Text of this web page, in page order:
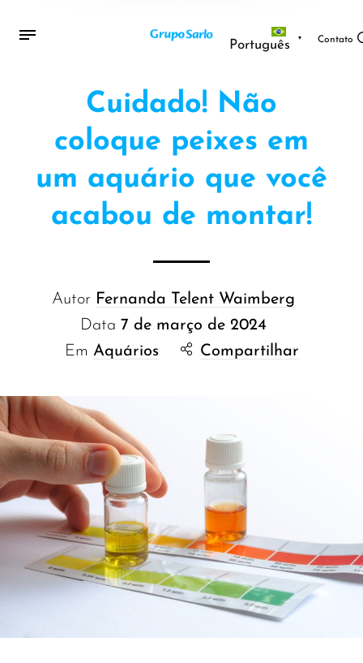
Português Contato
Cuidado! Não
coloque peixes em
um aquário que você
acabou de montar!
Autor Fernanda Telent Waimberg
Data 7 de março de 2024
Em Aquários Compartilhar